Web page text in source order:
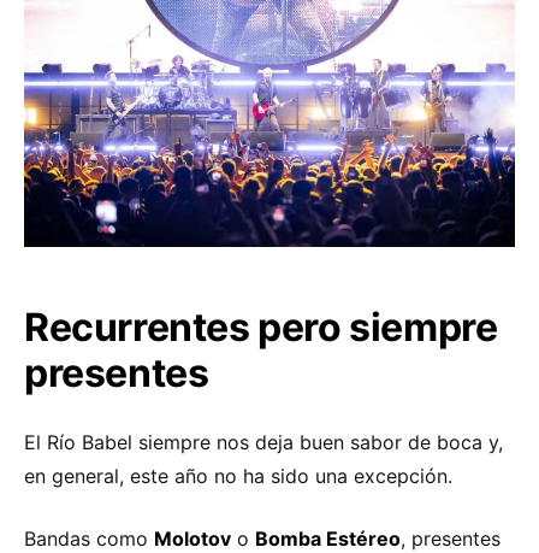
Recurrentes pero siempre
presentes
El Río Babel siempre nos deja buen sabor de boca y,
en general, este año no ha sido una excepción.
Bandas como Molotov o Bomba Estéreo, presentes